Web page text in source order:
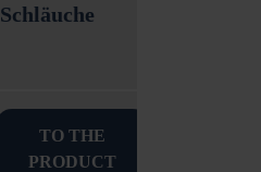
Schläuche
TO THE
PRODUCT